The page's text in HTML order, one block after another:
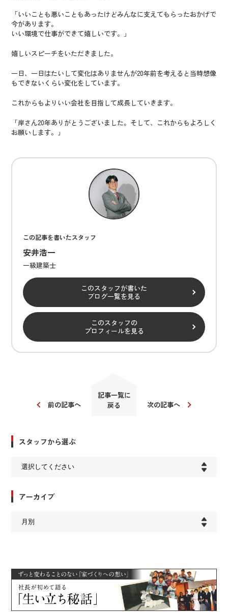
「いいことも悪いこともあったけどみんなに支えてもらったおかげで
今があります。
いい環境で仕事ができて嬉しいです。」
嬉しいスピーチをいただきました。
一日、一日はたいして変化はありませんが20年前を考えると当時想像
もできないくらい変化をしています。
これからもよりいい会社を目指して成長していきます。
「岸さん20年ありがとうございました。そして、これからもよろしく
お願いします。」
この記事を書いたスタッフ
安井浩一
一級建築士
このスタッフが書いた
ブログ一覧を見る
このスタッフの
プロフィールを見る
前の記事へ
記事一覧に
戻る
次の記事へ
スタッフから選ぶ
アーカイブ